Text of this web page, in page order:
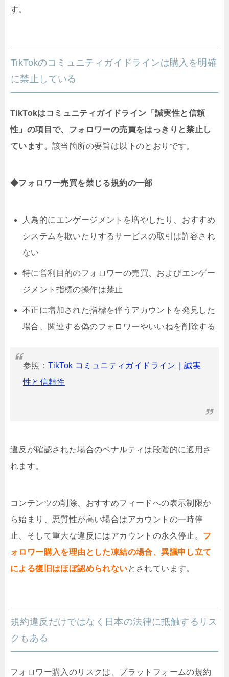
す。
TikTokのコミュニティガイドラインは購入を明確
に禁止している
TikTokはコミュニティガイドライン「誠実性と信頼
性」の項目で、 フォロワーの売買をはっきりと禁止 し
ています。 該当箇所の要旨は以下のとおりです。
◆フォロワー売買を禁じる規約の一部
人為的にエンゲージメントを増やしたり、おすすめ
システムを欺いたりするサービスの取引は許容され
ない
特に営利目的のフォロワーの売買、およびエンゲー
ジメント指標の操作は禁止
不正に増加された指標を伴うアカウントを発見した
場合、関連する偽のフォロワーやいいねを削除する
参照：TikTok コミュニティガイドライン｜誠実
性と信頼性
違反が確認された場合のペナルティは段階的に適用さ
れます。
コンテンツの削除、おすすめフィードへの表示制限か
ら始まり、悪質性が高い場合はアカウントの一時停
止、そして重大な違反にはアカウントの永久停止。 フ
ォロワー購入を理由とした凍結の場合、異議申し立て
による復旧はほぼ認められないとされています。
規約違反だけではなく日本の法律に抵触するリス
クもある
フォロワー購入のリスクは、プラットフォームの規約